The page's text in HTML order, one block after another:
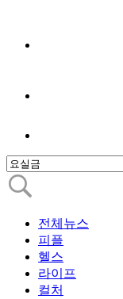
전체뉴스
피플
헬스
라이프
컬처